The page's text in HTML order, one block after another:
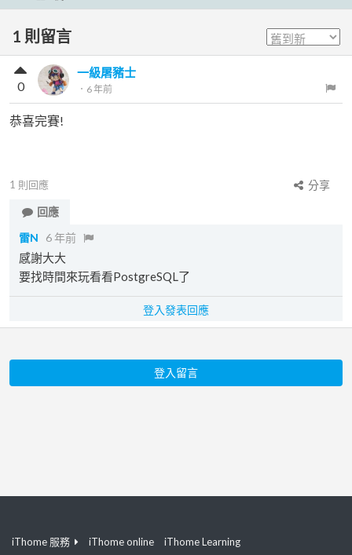
1 則留言
一級屠豬士
． 6 年前
0
恭喜完賽!
1 則回應
分享
回應
雷N
6 年前
感謝大大
要找時間來玩看看PostgreSQL了
登入發表回應
登入留言
iThome 服務 iThome online iThome Learning